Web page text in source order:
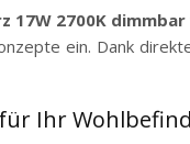
17W 2700K dimmbar
ein. Dank
Ihr